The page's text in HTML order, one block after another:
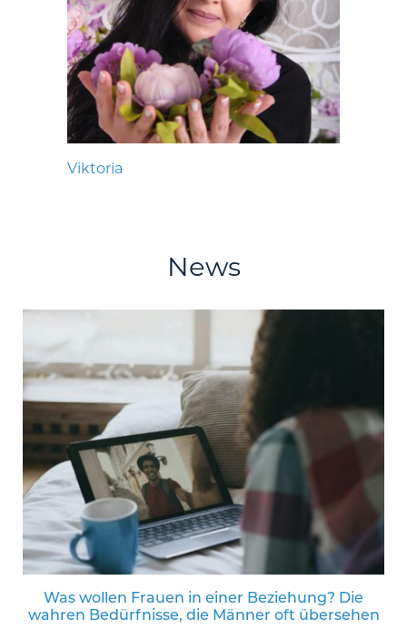
Viktoria
News
Was wollen Frauen in einer Beziehung? Die
wahren Bedürfnisse, die Männer oft übersehen